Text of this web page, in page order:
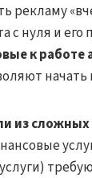
рекламу
с нуля и его
к работе
из